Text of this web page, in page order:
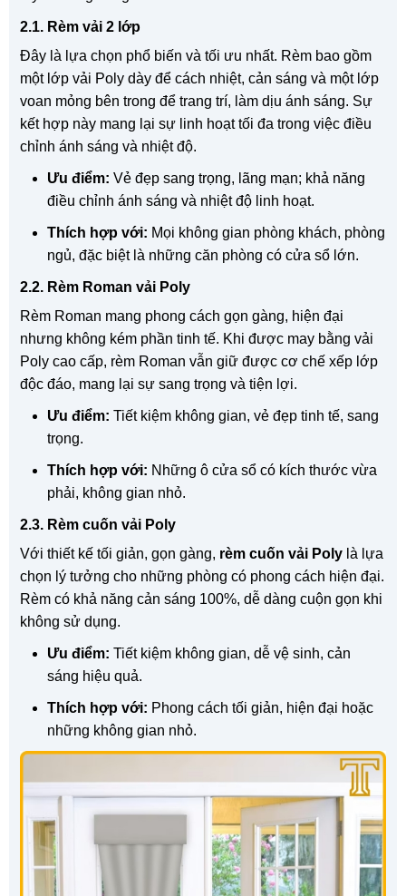
2.1. Rèm vải 2 lớp
Đây là lựa chọn phổ biến và tối ưu nhất. Rèm bao gồm
một lớp vải Poly dày để cách nhiệt, cản sáng và một lớp
voan mỏng bên trong để trang trí, làm dịu ánh sáng. Sự
kết hợp này mang lại sự linh hoạt tối đa trong việc điều
chỉnh ánh sáng và nhiệt độ.
Ưu điểm: Vẻ đẹp sang trọng, lãng mạn; khả năng
điều chỉnh ánh sáng và nhiệt độ linh hoạt.
Thích hợp với: Mọi không gian phòng khách, phòng
ngủ, đặc biệt là những căn phòng có cửa sổ lớn.
2.2. Rèm Roman vải Poly
Rèm Roman mang phong cách gọn gàng, hiện đại
nhưng không kém phần tinh tế. Khi được may bằng vải
Poly cao cấp, rèm Roman vẫn giữ được cơ chế xếp lớp
độc đáo, mang lại sự sang trọng và tiện lợi.
Ưu điểm: Tiết kiệm không gian, vẻ đẹp tinh tế, sang
trọng.
Thích hợp với: Những ô cửa sổ có kích thước vừa
phải, không gian nhỏ.
2.3. Rèm cuốn vải Poly
Với thiết kế tối giản, gọn gàng, rèm cuốn vải Poly là lựa
chọn lý tưởng cho những phòng có phong cách hiện đại.
Rèm có khả năng cản sáng 100%, dễ dàng cuộn gọn khi
không sử dụng.
Ưu điểm: Tiết kiệm không gian, dễ vệ sinh, cản
sáng hiệu quả.
Thích hợp với: Phong cách tối giản, hiện đại hoặc
những không gian nhỏ.